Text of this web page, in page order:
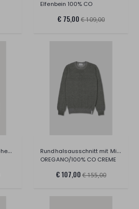
Elfenbein 100% CO
€ 75,00 € 109,00
Sweatshirt mit durchgehendem Reißverschl Rundhalsausschnitt mit Mikrofaser-Muster
OREGANO/100% CO CREME
€ 107,00 € 155,00